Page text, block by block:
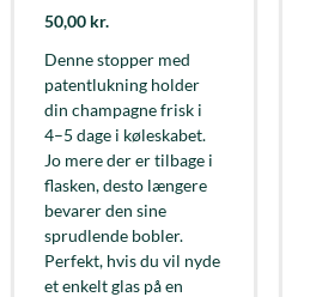
50,00 kr.
Denne stopper med
patentlukning holder
din champagne frisk i
4–5 dage i køleskabet.
Jo mere der er tilbage i
flasken, desto længere
bevarer den sine
sprudlende bobler.
Perfekt, hvis du vil nyde
et enkelt glas på en